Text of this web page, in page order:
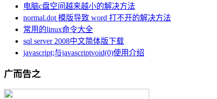
电脑c盘空间越来越小的解决方法
normal.dot 模版导致 word 打不开的解决方法
常用的linux命令大全
sql server 2008中文简体版下载
javascript;与javascriptvoid(0)使用介绍
广而告之